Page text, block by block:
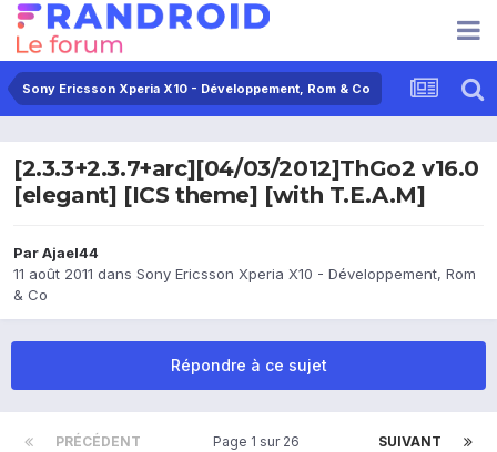
Sony Ericsson Xperia X10 - Développement, Rom & Co
[2.3.3+2.3.7+arc][04/03/2012]ThGo2 v16.0
[elegant] [ICS theme] [with T.E.A.M]
ParAjael44
11 août 2011 dans Sony Ericsson Xperia X10 - Développement, Rom
& Co
Répondre à ce sujet
PRÉCÉDENT SUIVANT
Page 1 sur 26